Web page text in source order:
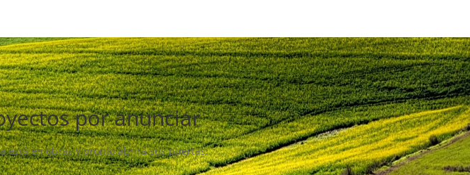
por anunciar
está en obras y pronto abrirá sus puertas.